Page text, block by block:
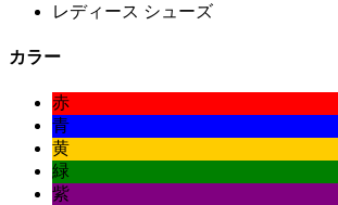
レディース シューズ
カラー
赤
青
黄
緑
紫